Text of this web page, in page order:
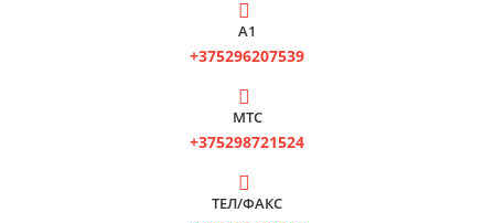
А1
+375296207539
МТС
+375298721524
ТЕЛ/ФАКС